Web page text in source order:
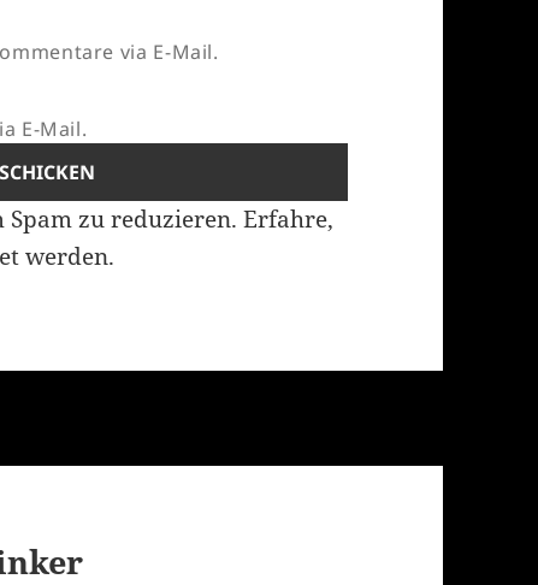
via E-Mail.
E-Mail.
Spam zu reduzieren.Erfahre,
werden.